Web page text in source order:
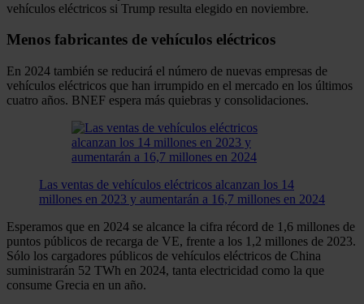
vehículos eléctricos si Trump resulta elegido en noviembre.
Menos fabricantes de vehículos eléctricos
En 2024 también se reducirá el número de nuevas empresas de
vehículos eléctricos que han irrumpido en el mercado en los últimos
cuatro años. BNEF espera más quiebras y consolidaciones.
Las ventas de vehículos eléctricos alcanzan los 14
millones en 2023 y aumentarán a 16,7 millones en 2024
Esperamos que en 2024 se alcance la cifra récord de 1,6 millones de
puntos públicos de recarga de VE, frente a los 1,2 millones de 2023.
Sólo los cargadores públicos de vehículos eléctricos de China
suministrarán 52 TWh en 2024, tanta electricidad como la que
consume Grecia en un año.